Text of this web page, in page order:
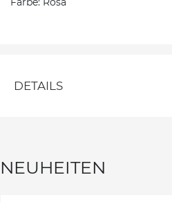
DETAILS
NEUHEITEN